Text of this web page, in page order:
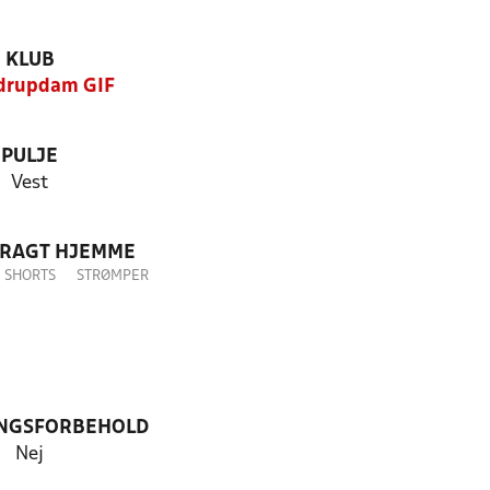
KLUB
GIF
PULJE
Vest
HJEMME
SHORTS STRØMPER
Nej